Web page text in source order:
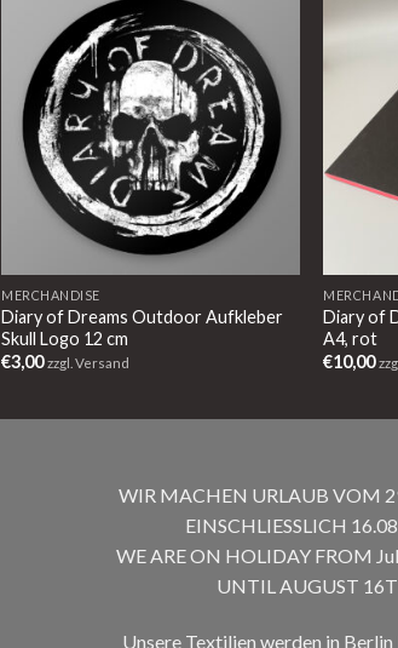
MERCHANDISE
Diary of Dreams Outdoor Aufkleber
Skull Logo 12 cm
€3,00 zzgl. Versand
Diary of
A4, rot
€10,00
WIR MACHEN URLAUB VOM
EINSCHLIESSLICH
WE ARE ON HOLIDAY FROM
UNTIL AUGUST
Unsere Textilien werden in